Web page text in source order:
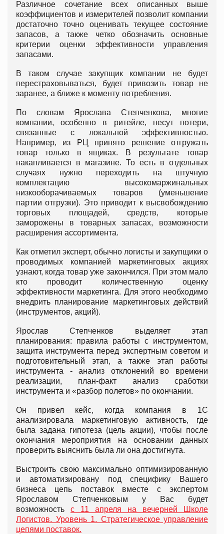
Различное сочетание всех описанных выше
коэффициентов и измерителей позволит компании
достаточно точно оценивать текущее состояние
запасов, а также четко обозначить основные
критерии оценки эффективности управления
запасами.
В таком случае закупщик компании не будет
перестраховываться, будет привозить товар не
заранее, а ближе к моменту потребления.
По словам Ярослава Степченкова, многие
компании, особенно в ритейле, несут потери,
связанные с локальной эффективностью.
Например, из РЦ принято решение отгружать
товар только в ящиках. В результате товар
накапливается в магазине. То есть в отдельных
случаях нужно переходить на штучную
комплектацию высокомаржинальных
низкооборачиваемых товаров (уменьшение
партии отгрузки). Это приводит к высвобождению
торговых площадей, средств, которые
заморожены в товарных запасах, возможности
расширения ассортимента.
Как отметил эксперт, обычно логисты и закупщики о
проводимых компанией маркетинговых акциях
узнают, когда товар уже закончился. При этом мало
кто проводит количественную оценку
эффективности маркетинга. Для этого необходимо
внедрить планирование маркетинговых действий
(инструментов, акций).
Ярослав Степченков выделяет этап
планирования: правила работы с инструментом,
защита инструмента перед экспертным советом и
подготовительный этап, а также этап работы
инструмента - анализ отклонений во времени
реализации, план-факт анализ сработки
инструмента и «разбор полетов» по окончании.
Он привел кейс, когда компания в 1С
анализировала маркетинговую активность, где
была задана гипотеза (цель акции), чтобы после
окончания мероприятия на основании данных
проверить выяснить была ли она достигнута.
Выстроить свою максимально оптимизированную
и автоматизировану под специфику Вашего
бизнеса цепь поставок вместе с экспертом
Ярославом Степченковым у Вас будет
возможность с 11 апреля на вечерней Школе
Логистов. Уровень 1. Стратегическое управление
цепями поставок.